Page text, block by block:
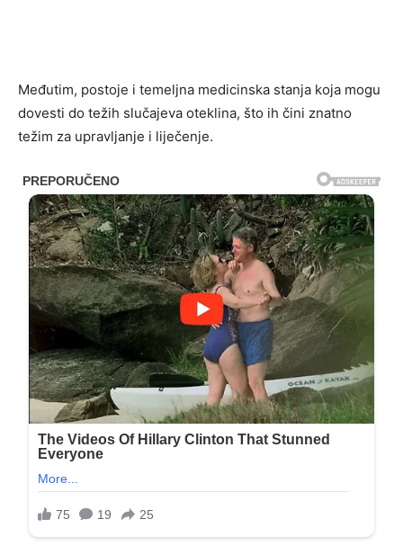
Međutim, postoje i temeljna medicinska stanja koja mogu
dovesti do težih slučajeva oteklina, što ih čini znatno
težim za upravljanje i liječenje.